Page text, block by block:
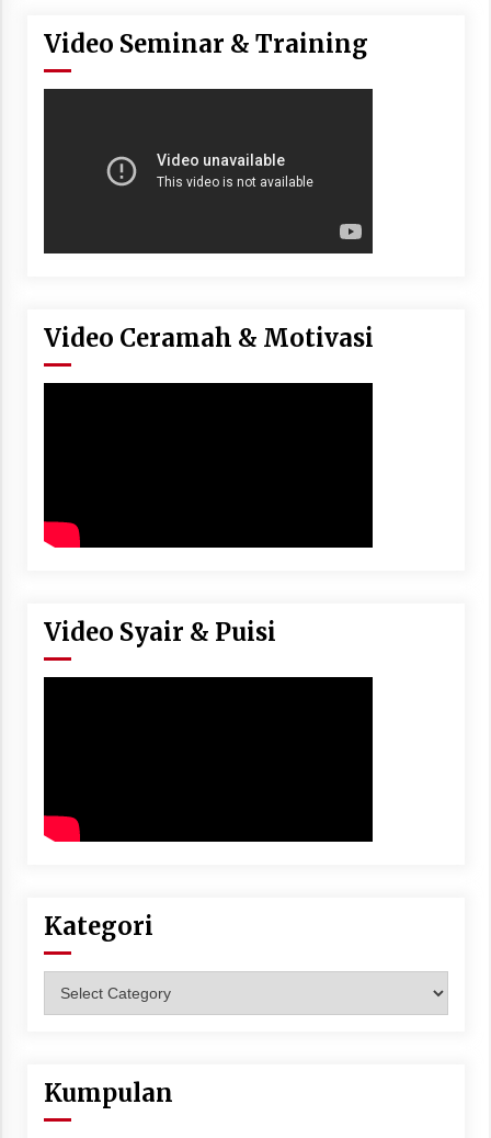
Video Seminar & Training
Video Ceramah & Motivasi
Video Syair & Puisi
Kategori
Kumpulan